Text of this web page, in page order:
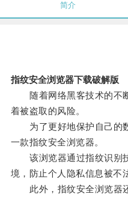
简介
指纹安全浏览器下载破解版
随着网络黑客技术的不
着被盗取的风险。
为了更好地保护自己的
一款指纹安全浏览器。
该浏览器通过指纹识别
境，防止个人隐私信息被不
此外，指纹安全浏览器